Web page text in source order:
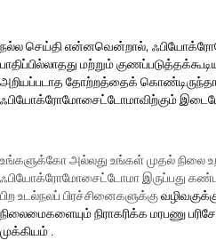
நல்ல செய்தி என்னவென்றால்,
பாதிப்பில்லாதது மற்றும்
அறியப்படாத தோற்றத்தைக்
ஃபியோக்ரோமோசைட்டோமாவிற்கும்
உங்களுக்கோ அல்லது உங்கள் முதல் நிலை
ஃபியோக்ரோமோசைட்டோமா இருப்பது
பிற உடல்நலப் பிரச்சினைகளுக்கு
நிலைமைகளையும் நிராகரிக்க மரபணு
முக்கியம் .